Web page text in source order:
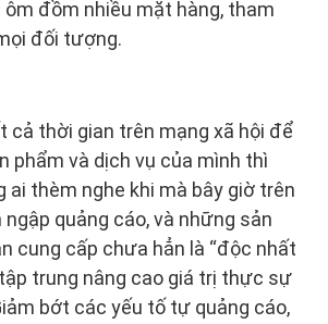
ôm đồm nhiều mặt hàng, tham
đối tượng.
cả thời gian trên mạng xã hội để
phẩm và dịch vụ của mình thì
ai thèm nghe khi mà bây giờ trên
quảng cáo, và những sản
cung cấp chưa hẳn là “độc nhất
trung nâng cao giá trị thực sự
bớt các yếu tố tự quảng cáo,